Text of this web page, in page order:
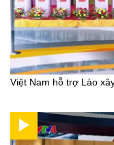
Việt Nam hỗ trợ Lào